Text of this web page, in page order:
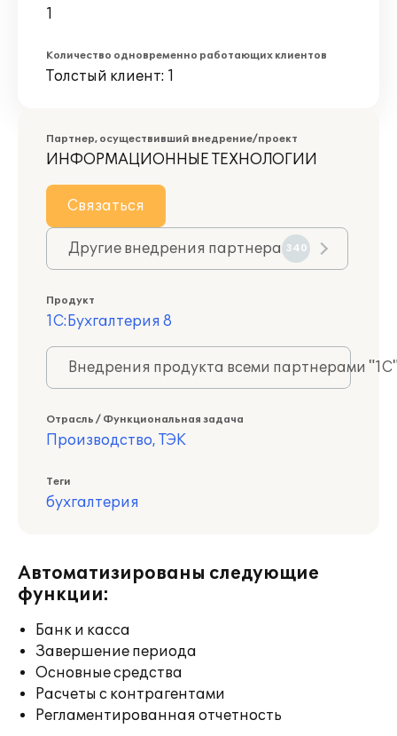
1
Количество одновременно работающих клиентов
Толстый клиент: 1
Партнер, осуществивший внедрение/проект
ИНФОРМАЦИОННЫЕ ТЕХНОЛОГИИ
Связаться
Другие внедрения партнера 340
Продукт
1С:Бухгалтерия 8
Внедрения продукта всеми партнерами
Отрасль / Функциональная задача
Производство, ТЭК
Теги
бухгалтерия
Автоматизированы следующие
функции:
Банк и касса
Завершение периода
Основные средства
Расчеты с контрагентами
Регламентированная отчетность